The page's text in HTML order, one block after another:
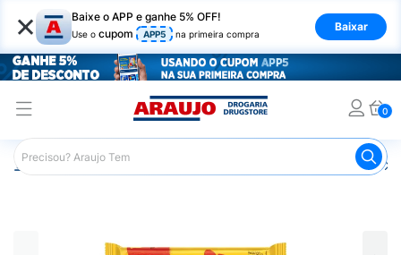
× Baixe o APP e ganhe 5% OFF!
Use o cupom APP5 na primeira compra
Baixar
0
Araujo Mercado Barras de Chocolate